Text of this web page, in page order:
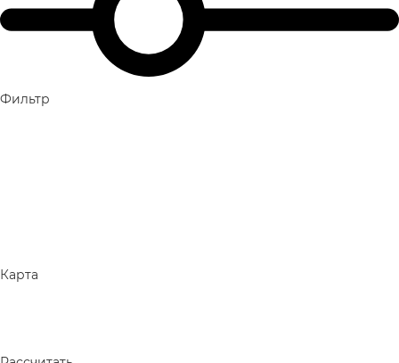
Фильтр
Карта